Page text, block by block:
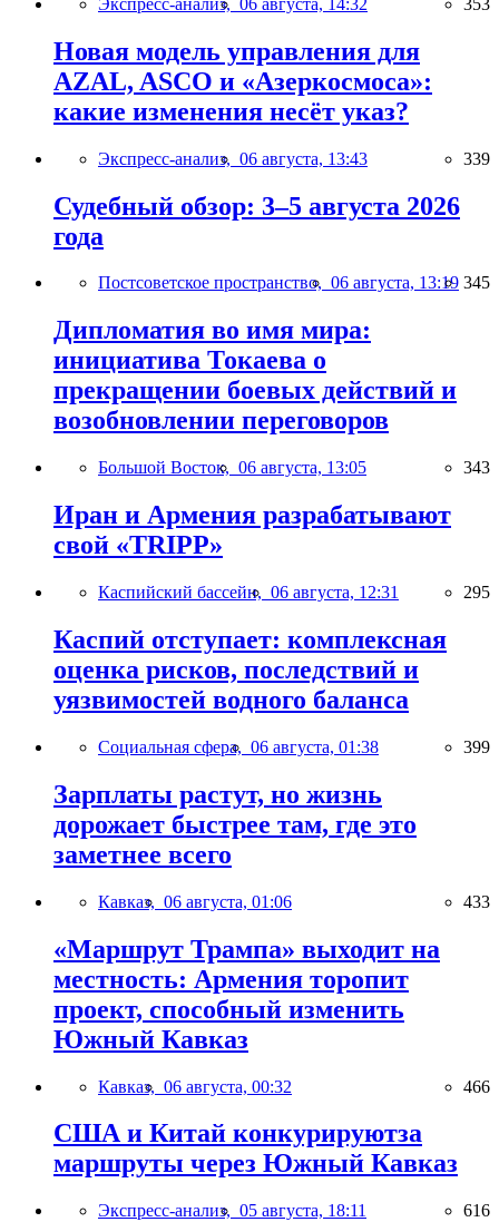
Новая модель управления для
AZAL, ASCO и «Азеркосмоса»:
какие изменения несёт указ?
Экспресс-анализ, 06 августа, 13:43 339
Судебный обзор: 3–5 августа 2026
года
Постсоветское пространство, 06 августа, 13:19 345
Дипломатия во имя мира:
инициатива Токаева о
прекращении боевых действий и
возобновлении переговоров
Большой Восток, 06 августа, 13:05 343
Иран и Армения разрабатывают
свой «TRIPP»
Каспийский бассейн, 06 августа, 12:31 295
Каспий отступает: комплексная
оценка рисков, последствий и
уязвимостей водного баланса
Социальная сфера, 06 августа, 01:38 399
Зарплаты растут, но жизнь
дорожает быстрее там, где это
заметнее всего
Кавказ, 06 августа, 01:06 433
«Маршрут Трампа» выходит на
местность: Армения торопит
проект, способный изменить
Южный Кавказ
Кавказ, 06 августа, 00:32 466
США и Китай конкурируютза
маршруты через Южный Кавказ
Экспресс-анализ, 05 августа, 18:11 616